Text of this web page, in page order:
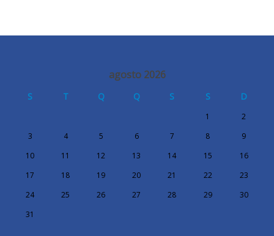
agosto 2026
S T Q Q S S D
1
2
3
4 5 6 7 8
9
10
11 12 13 14 15
16
17
18 19 20 21 22
23
24
25 26 27 28 29
30
31